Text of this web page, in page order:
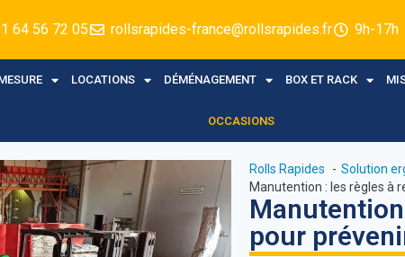
64 56 72 05 rollsrapides-france@rollsrapides.fr 9h-17h
LOCATIONS DÉMÉNAGEMENT BOX ET RACK
OCCASIONS
Rolls Rapides
Solution
Manutention : les règles à
pour